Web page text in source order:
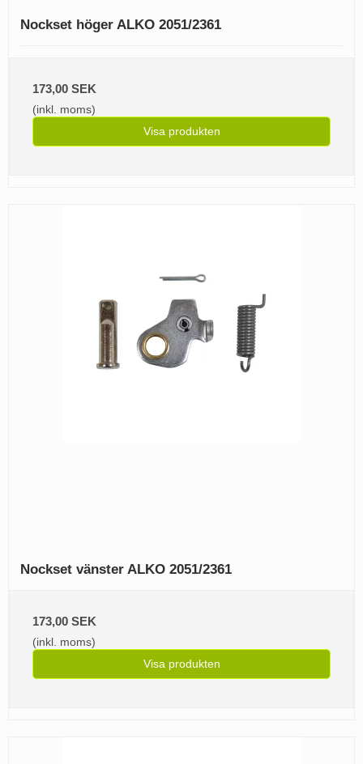
Nockset höger ALKO 2051/2361
173,00 SEK
(inkl. moms)
Visa produkten
Nockset vänster ALKO 2051/2361
173,00 SEK
(inkl. moms)
Visa produkten